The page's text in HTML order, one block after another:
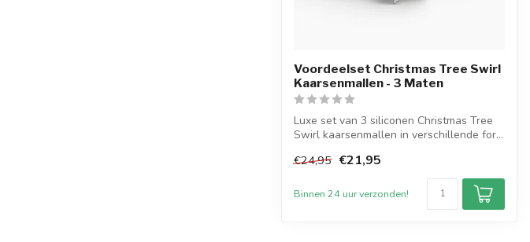
Voordeelset Christmas Tree Swirl
Kaarsenmallen - 3 Maten
Luxe set van 3 siliconen Christmas Tree
Swirl kaarsenmallen in verschillende for...
€24,95 €21,95
Binnen 24 uur verzonden!